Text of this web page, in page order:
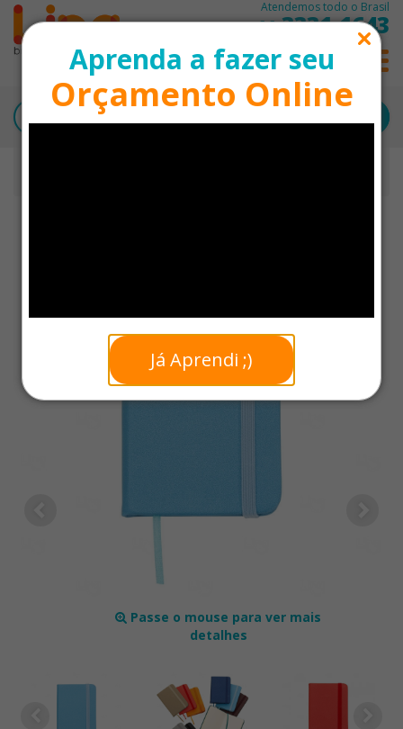
Aprenda a fazer seu
Orçamento Online
Já Aprendi ;)
Atendemos todo o Brasil
113331-1643
Passe o mouse para ver mais
detalhes